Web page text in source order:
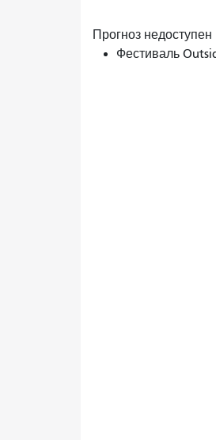
Прогноз недоступен
Фестиваль